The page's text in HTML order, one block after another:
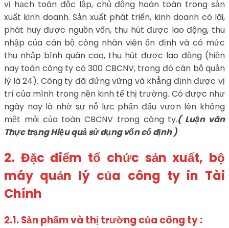
vị hạch toán độc lập, chủ động hoàn toàn trong sản
xuất kinh doanh. Sản xuất phát triển, kinh doanh có lãi,
phát huy được nguồn vốn, thu hút được lao động, thu
nhập của cán bộ công nhân viên ổn định và có mức
thu nhập bình quân cao, thu hút được lao động (hiện
nay toàn công ty có 300 CBCNV, trong đó cán bộ quản
lý là 24). Công ty đã đứng vững và khẳng định được vị
trí của mình trong nền kinh tế thị trường. Có được như
ngày nay là nhờ sự nỗ lực phấn đấu vươn lên không
mệt mỏi của toàn CBCNV trong công ty.( Luận văn
Thực trạng Hiệu quả sử dụng vốn cố định )
2. Đặc điểm tổ chức sản xuất, bộ
máy quản lý của công ty in Tài
Chính
2.1. Sản phẩm và thị trường của công ty :